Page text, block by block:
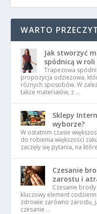
WARTO
Jak stworzyć
spódnicą w roli
Trapezowa
propozycja odzieżowa,
różnych sposobów. W
także materiałów, z …
Sklepy
wyborze?
W ostatnim czasie
do robienia większości
zaczęły się pytania, na
Czesanie
zarostu i
Czesanie
kluczowy element
zdrowie zarówno zarostu,
czesanie …